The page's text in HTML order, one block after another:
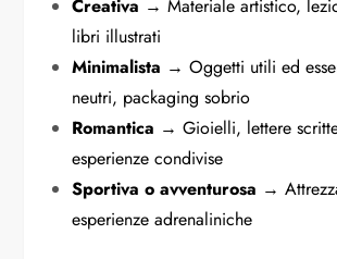
Creativa → Materiale artistico,
libri illustrati
Minimalista → Oggetti utili ed
neutri, packaging sobrio
Romantica → Gioielli, lettere
esperienze condivise
Sportiva o avventurosa →
esperienze adrenaliniche